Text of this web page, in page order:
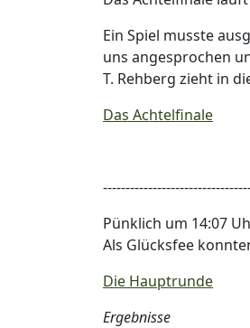
Ein Spiel musste
uns angesprochen
T. Rehberg zieht in
Das Achtelfinale
Pünklich um 14:07
Als Glücksfee
Die Hauptrunde
Ergebnisse